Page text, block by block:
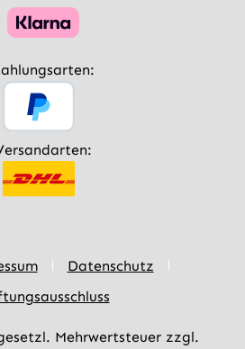
Datenschutz
Mehrwertsteuer zzgl.